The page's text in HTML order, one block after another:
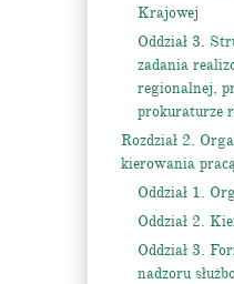
Krajowej
Oddział 3.
zadania
regionalnej,
prokuraturze
Rozdział 2.
kierowania
Oddział 1.
Oddział 2.
Oddział 3.
nadzoru